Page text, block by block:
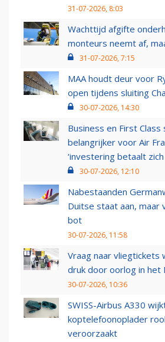
31-07-2026, 8:03
Wachttijd afgifte
monteurs neemt af,
31-07-2026, 7:15
MAA houdt deur voor
open tijdens sluiting
30-07-2026, 14:30
Business en First Class
belangrijker voor Air
‘investering betaalt zich
30-07-2026, 12:10
Nabestaanden
Duitse staat aan, maar
bot
30-07-2026, 11:58
Vraag naar vliegtickets
druk door oorlog in het
30-07-2026, 10:36
SWISS-Airbus A330
koptelefoonoplader
veroorzaakt